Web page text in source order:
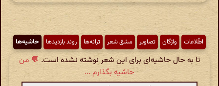
اطّلاعات واژگان تصاویر مشق شعر ترانه‌ها روند بازدیدها حاشیه‌ها
تا به حال حاشیه‌ای برای این شعر نوشته نشده است. 💬 من
حاشیه بگذارم ...